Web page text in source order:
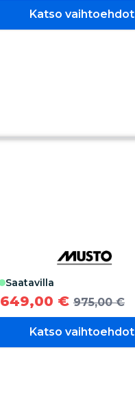
Katso vaihtoehdot
saatavilla
649,00 € 975,00 €
Katso vaihtoehdot